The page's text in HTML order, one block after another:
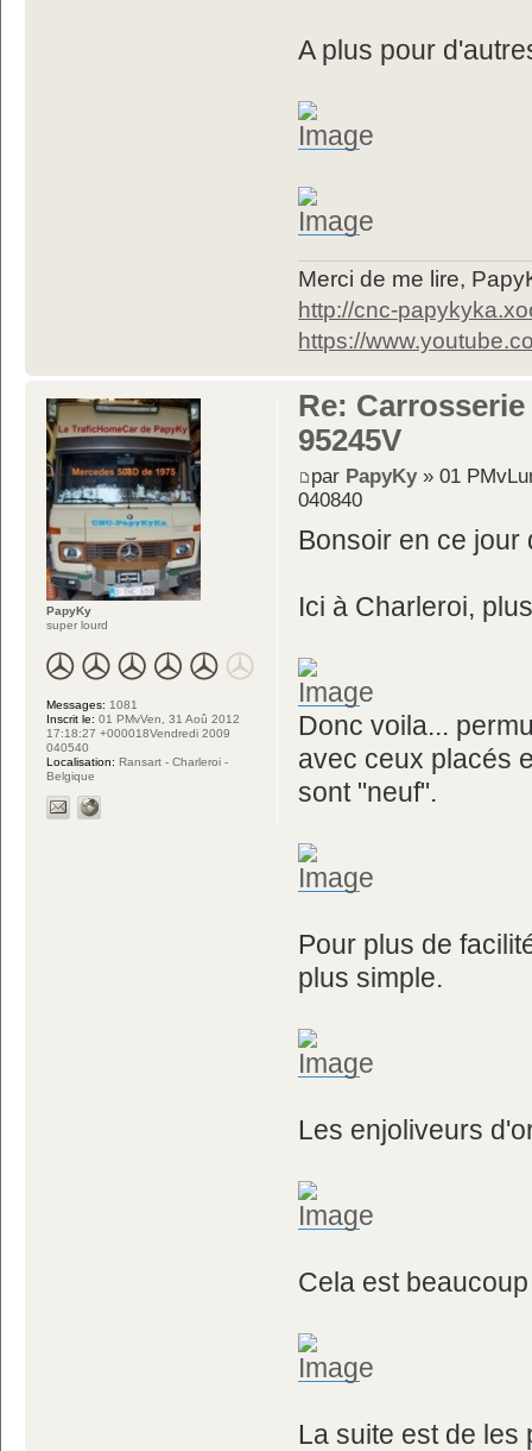
A plus pour
Merci de me lire,
http://cnc-
https://
Re:
95245V
par PapyKy» 01
040840
Bonsoir en ce jour
Ici à Charleroi,
Donc voila...
avec ceux placés
sont "neuf".
Pour plus de
plus simple.
Les enjoliveurs
Cela est
La suite est de les
PapyKy
super lourd
Messages: 1081
Inscrit le: 01 PMvVen, 31 Aoû 2012
17:18:27 +000018Vendredi 2009
040540
Localisation: Ransart - Charleroi -
Belgique